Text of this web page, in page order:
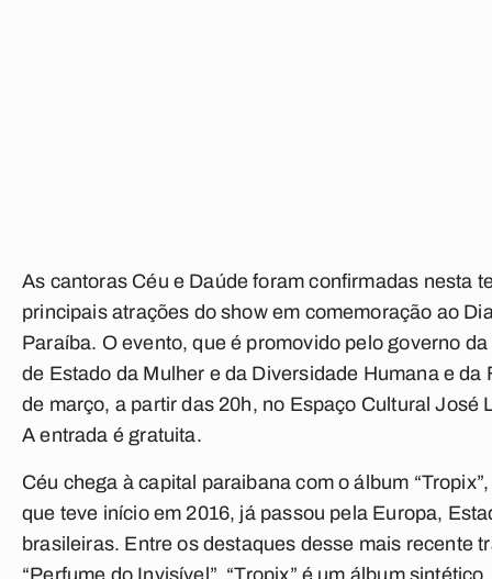
As cantoras Céu e Daúde foram confirmadas nesta
principais atrações do show em comemoração ao
Paraíba. O evento, que é promovido pelo governo
de Estado da Mulher e da Diversidade Humana e
de março, a partir das 20h, no Espaço Cultural José
A entrada é gratuita.
Céu chega à capital paraibana com o álbum
que teve início em 2016, já passou pela Europa,
brasileiras. Entre os destaques desse mais recente
“Perfume do Invisível”. “Tropix” é um álbum